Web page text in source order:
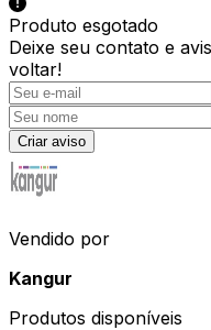
Produto esgotado
Deixe seu contato e
voltar!
Criar aviso
Vendido por
Kangur
Produtos disponíveis